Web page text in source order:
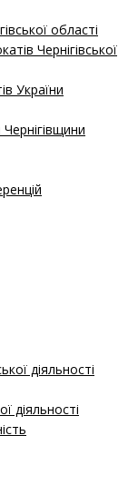
області
Чернігівської
України
Чернігівщини
діяльності
діяльності